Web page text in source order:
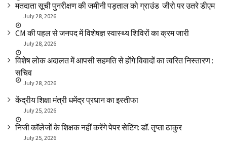
मतदाता सूची पुनरीक्षण की जमीनी पड़ताल को ग्राउंड जीरो पर उतरे डीएम
July 28, 2026
CM की पहल से जनपद में विशेषज्ञ स्वास्थ्य शिविरों का क्रम जारी
July 28, 2026
विशेष लोक अदालत में आपसी सहमति से होंगे विवादों का त्वरित निस्तारण :
सचिव
July 28, 2026
केंद्रीय शिक्षा मंत्री धमेंद्र प्रधान का इस्तीफा
July 25, 2026
निजी कॉलेजों के शिक्षक नहीं करेंगे पेपर सेटिंग: डॉ. तृप्ता ठाकुर
July 25, 2026